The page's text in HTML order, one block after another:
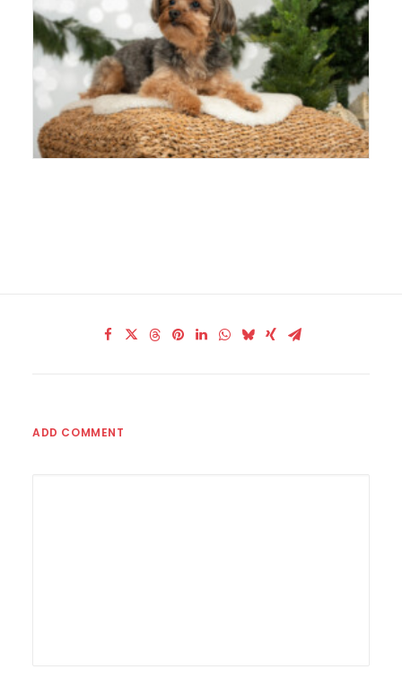
ADD COMMENT